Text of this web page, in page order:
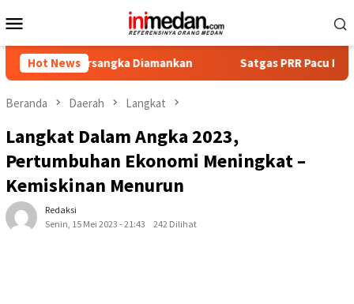
ke
Mobile
Hot News
Diamankan Satgas PRR Pacu Realisasi
Beranda Daerah Langkat
Langkat Dalam Angka 2023,
Pertumbuhan Ekonomi Meningkat –
Kemiskinan Menurun
Redaksi
Senin, 15 Mei 2023 - 21:43
242 Dilihat